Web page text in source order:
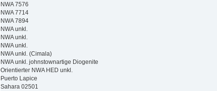
NWA 7576
NWA 7714
NWA 7894
NWA unkl.
NWA unkl.
NWA unkl.
NWA unkl. (Cimala)
NWA unkl. johnstownartige Diogenite
Orientierter NWA HED unkl.
Puerto Lapice
Sahara 02501